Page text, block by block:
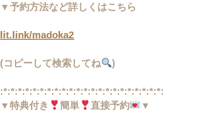
▼予約方法など詳しくはこちら
lit.link/madoka2
(コピーして検索してね )
:*:*:*:*:*:*:*:*:*:*:*:*:*:*:*:*:*:*:*:*:*:*:
▼特典付き
簡単 直接予約 ▼